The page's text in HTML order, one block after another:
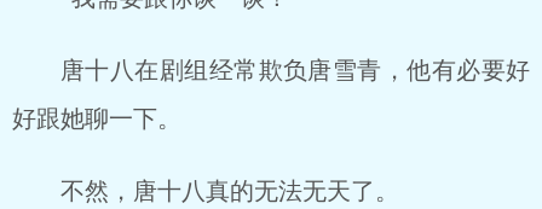
唐十八在剧组经常欺负唐雪青，他有必要好
好跟她聊一下。
不然，唐十八真的无法无天了。